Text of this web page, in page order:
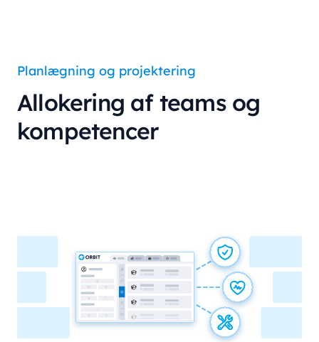
Planlægning og projektering
Allokering af teams og
kompetencer